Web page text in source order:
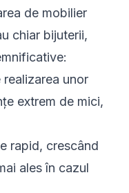
de mobilier
chiar bijuterii,
realizarea unor
extrem de mici,
rapid, crescând
ales în cazul